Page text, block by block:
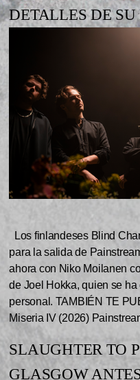
DETALLES DE
Los finlandeses Blind
para la salida de
ahora con Niko Moilanen
de Joel Hokka, quien se
personal. TAMBIÉN TE
Miseria IV (2026)
SLAUGHTER TO
GLASGOW